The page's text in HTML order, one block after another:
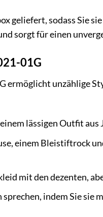
geliefert, sodass Sie
sorgt für einen
01G
ermöglicht unzählige
lässigen Outfit aus
einem Bleistiftrock
mit den dezenten,
sprechen, indem Sie